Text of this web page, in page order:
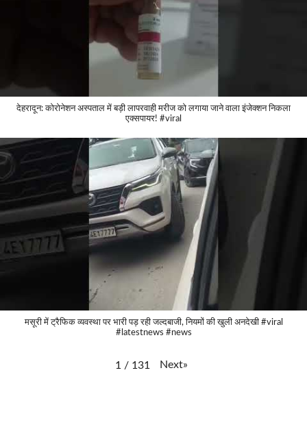
देहरादून: कोरोनेशन अस्पताल में बड़ी लापरवाही मरीज को लगाया जाने वाला इंजेक्शन निकला
एक्सपायर! #viral
मसूरी में ट्रैफिक व्यवस्था पर भारी पड़ रही जल्दबाजी, नियमों की खुली अनदेखी #viral
#latestnews #news
1 / 131 Next»